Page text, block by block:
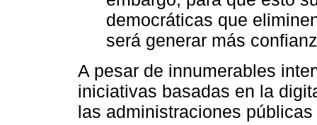
democráticas que
será generar más
A pesar de innumerables
iniciativas basadas en la
las administraciones